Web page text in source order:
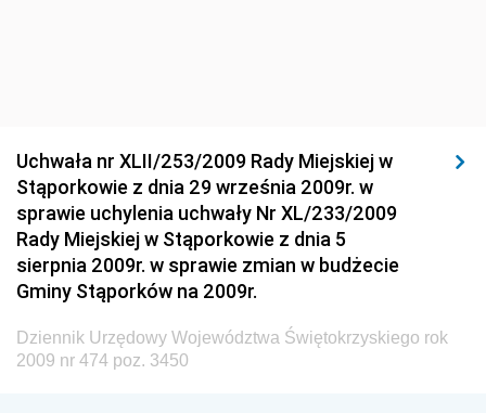
Dziennik Urzędowy Ministra Budownictwa i Przemysłu
Materiałów Budowlanych
Dziennik Urzędowy Ministra Infrastruktury i Rozwoju
Dziennik Urzędowy Głównego Inspektoratu Ochrony
Środowiska
Środowiska
Uchwała nr XLII/253/2009 Rady Miejskiej w
Stąporkowie z dnia 29 września 2009r. w
sprawie uchylenia uchwały Nr XL/233/2009
Rady Miejskiej w Stąporkowie z dnia 5
sierpnia 2009r. w sprawie zmian w budżecie
Gminy Stąporków na 2009r.
Dziennik Urzędowy Województwa Świętokrzyskiego rok
2009 nr 474 poz. 3450